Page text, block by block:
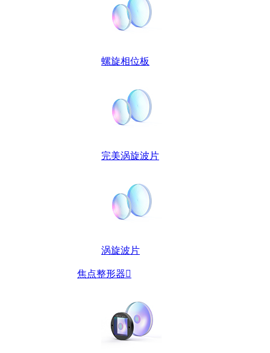
螺旋相位板
完美涡旋波片
涡旋波片
焦点整形器